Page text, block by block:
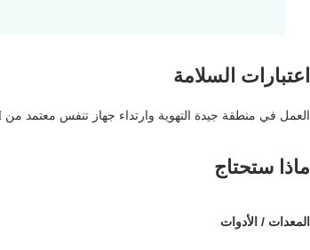
اعتبارات السلامة
العمل في منطقة جيدة التهوية وارتداء جهاز تنفس معتمد من NIOSH. نظف بعناية باستخدام مكنسة كهربائية مزودة بفلتر HEPA.
ماذا ستحتاج
المعدات / الأدوات